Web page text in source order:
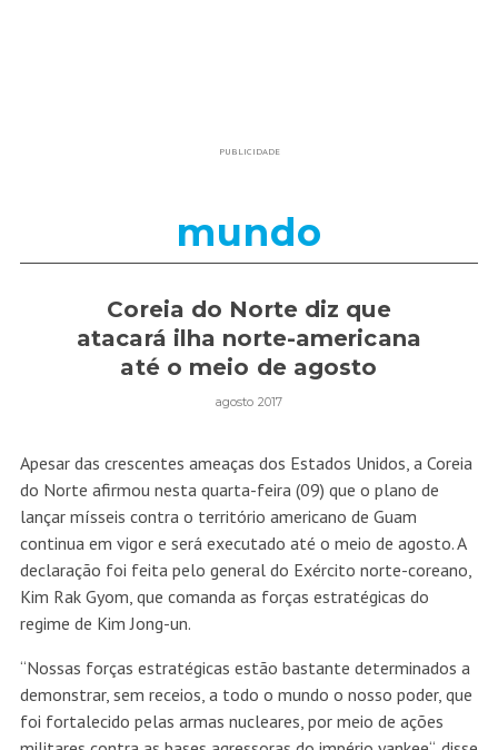
PUBLICIDADE
mundo
Coreia do Norte diz que
atacará ilha norte-americana
até o meio de agosto
agosto 2017
Apesar das crescentes ameaças dos Estados Unidos, a Coreia
do Norte afirmou nesta quarta-feira (09) que o plano de
lançar mísseis contra o território americano de Guam
continua em vigor e será executado até o meio de agosto. A
declaração foi feita pelo general do Exército norte-coreano,
Kim Rak Gyom, que comanda as forças estratégicas do
regime de Kim Jong-un.
“Nossas forças estratégicas estão bastante determinados a
demonstrar, sem receios, a todo o mundo o nosso poder, que
foi fortalecido pelas armas nucleares, por meio de ações